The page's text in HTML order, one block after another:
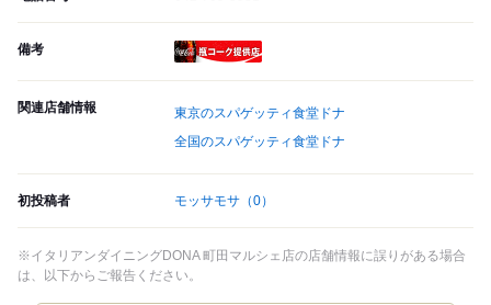
備考
関連店舗情報
東京のスパゲッティ食堂ドナ
全国のスパゲッティ食堂ドナ
初投稿者 モッサモサ （0）
※イタリアンダイニングDONA 町田マルシェ店の店舗情報に誤りがある場合
は、以下からご報告ください。